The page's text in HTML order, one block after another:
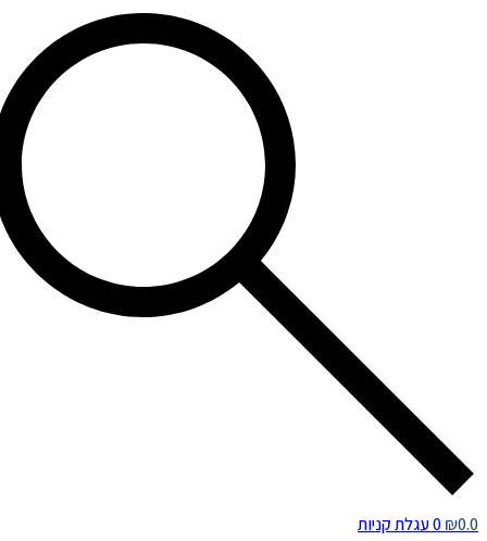
₪0.0
0 עגלת קניות